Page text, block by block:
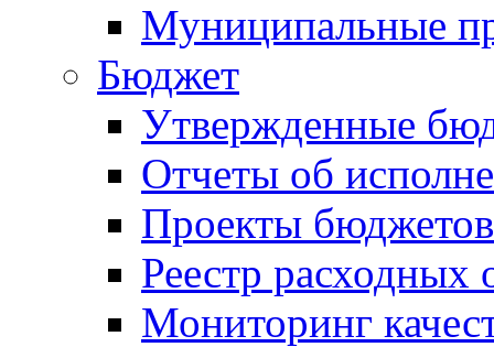
Муниципальные
Бюджет
Утвержденные
Отчеты об
Проекты бюджетов
Реестр расходных
Мониторинг